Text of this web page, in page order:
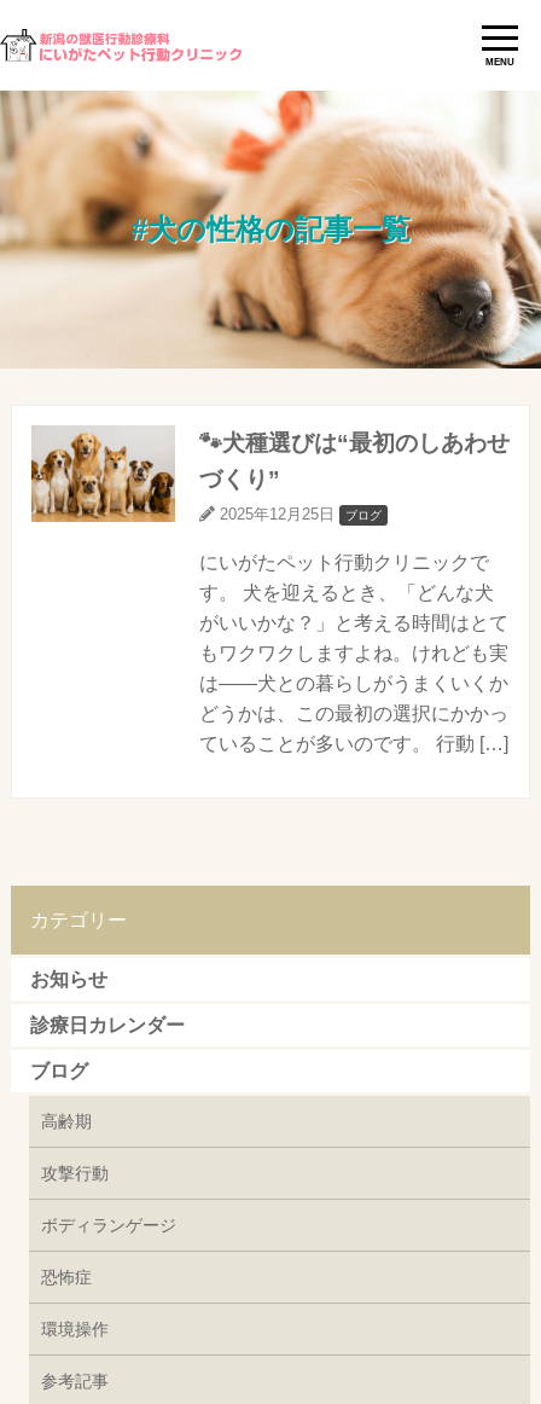
MENU
#犬の性格の記事一覧
🐾犬種選びは“最初のしあわせ
づくり”
2025年12月25日 ブログ
にいがたペット行動クリニックで
す。 犬を迎えるとき、「どんな犬
がいいかな？」と考える時間はとて
もワクワクしますよね。けれども実
は——犬との暮らしがうまくいくか
どうかは、この最初の選択にかかっ
ていることが多いのです。 行動 […]
カテゴリー
お知らせ
診療日カレンダー
ブログ
高齢期
攻撃行動
ボディランゲージ
恐怖症
環境操作
参考記事